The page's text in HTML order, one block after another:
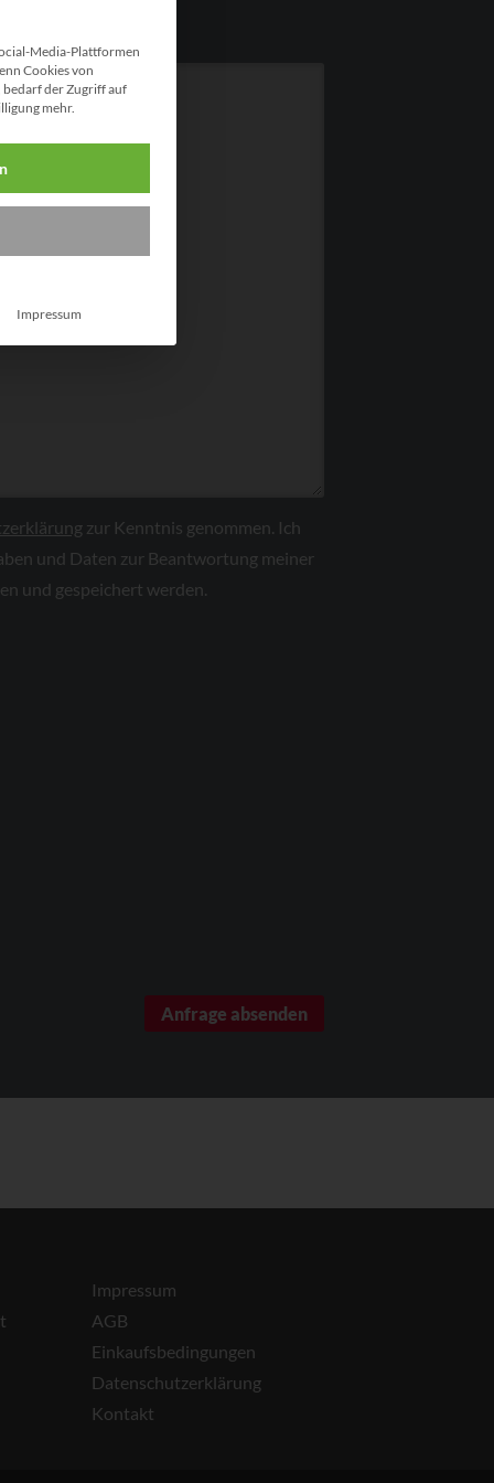
zur Kenntnis genommen. Ich
und Daten zur Beantwortung meiner
und gespeichert werden.
Impressum
AGB
Einkaufsbedingungen
Datenschutzerklärung
Kontakt
Media-Plattformen
Cookies von
der Zugriff auf
mehr.
Impressum